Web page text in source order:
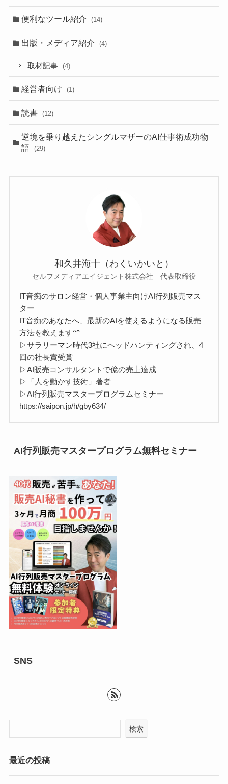
便利なツール紹介 (14)
出版・メディア紹介 (4)
取材記事 (4)
経営者向け (1)
読書 (12)
逆境を乗り越えたシングルマザーのAI仕事術成功物
語
(29)
和久井海十（わくいかいと）
セルフメディアエイジェント株式会社 代表取締役
IT音痴のサロン経営・個人事業主向けAI行列販売マス
ター
IT音痴のあなたへ、最新のAIを使えるようになる販売
方法を教えます^^
▷サラリーマン時代3社にヘッドハンティングされ、4
回の社長賞受賞
▷AI販売コンサルタントで億の売上達成
▷「人を動かす技術」著者
▷AI行列販売マスタープログラムセミナー
https://saipon.jp/h/gby634/
AI行列販売マスタープログラム無料セミナー
SNS
検索
最近の投稿